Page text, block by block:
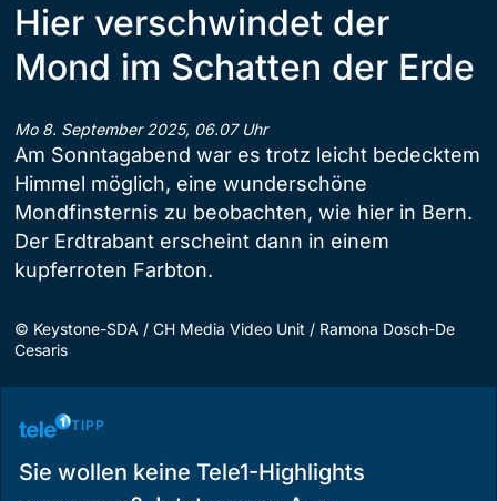
Hier verschwindet der
Mond im Schatten der Erde
Mo 8. September 2025, 06.07 Uhr
Am Sonntagabend war es trotz leicht bedecktem
Himmel möglich, eine wunderschöne
Mondfinsternis zu beobachten, wie hier in Bern.
Der Erdtrabant erscheint dann in einem
kupferroten Farbton.
© Keystone-SDA / CH Media Video Unit / Ramona Dosch-De
Cesaris
TIPP
Sie wollen keine Tele1-Highlights